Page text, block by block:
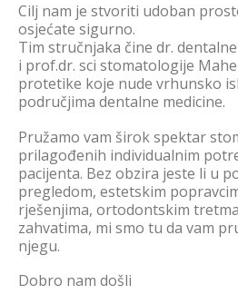
Cilj nam je stvoriti udoban
osjećate sigurno.
Tim stručnjaka čine dr.
i prof.dr. sci stomatologije
protetike koje nude vrhunsko
područjima dentalne medicine.
Pružamo vam širok spektar
prilagođenih individualnim
pacijenta. Bez obzira jeste li u
pregledom, estetskim
rješenjima, ortodontskim
zahvatima, mi smo tu da vam
njegu.
Dobro nam došli